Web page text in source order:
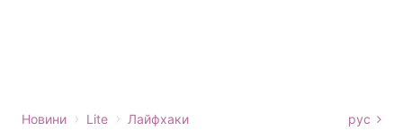
Новини › Lite › Лайфхаки рус